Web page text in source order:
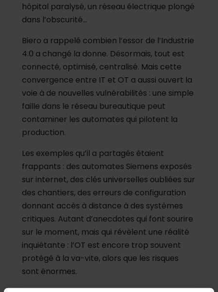
hôpital paralysé, un réseau électrique plongé
dans l’obscurité…
Biero a rappelé combien l’essor de l’Industrie
4.0 a changé la donne. Désormais, tout est
connecté, optimisé, centralisé. Mais cette
convergence entre IT et OT a aussi ouvert la
voie à de nouvelles vulnérabilités : une simple
faille dans le réseau bureautique peut
contaminer les automates qui pilotent la
production.
Les exemples qu’il a partagés étaient
frappants : des automates Siemens exposés
sur internet, des clés universelles oubliées sur
des chantiers, des erreurs de configuration
donnant accès à distance à des systèmes
critiques. Autant d’anecdotes qui font sourire
sur le moment, mais qui révèlent une réalité
inquiétante : l’OT est encore trop souvent
protégé à la va-vite, alors que les risques
sont énormes.